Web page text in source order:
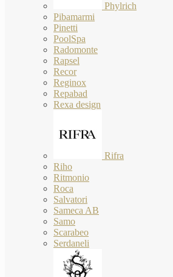
Phylrich
Pibamarmi
Pinetti
PoolSpa
Radomonte
Rapsel
Recor
Reginox
Repabad
Rexa design
Rifra
Riho
Ritmonio
Roca
Salvatori
Sameca AB
Samo
Scarabeo
Serdaneli